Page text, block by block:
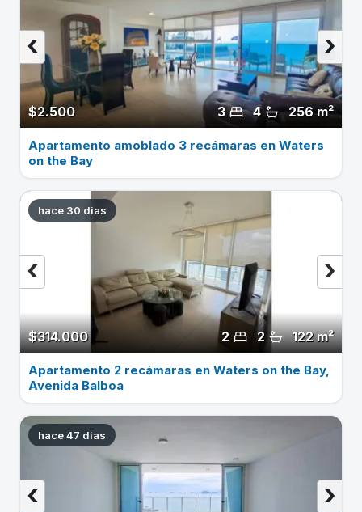
$2.500 256 m²
4
3
›
‹
Apartamento amoblado 3 recámaras en Waters
on the Bay
hace 30 dias
$314.000 122 m²
2
2
›
‹
Apartamento 2 recámaras en Waters on the Bay,
Avenida Balboa
hace 47 dias
›
‹